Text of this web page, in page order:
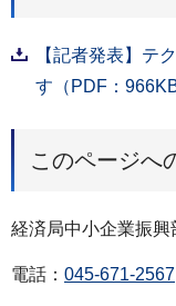
【記者発表】テ
す（PDF：966KB
このページへ
経済局中小企業振
電話： 045-671-2567